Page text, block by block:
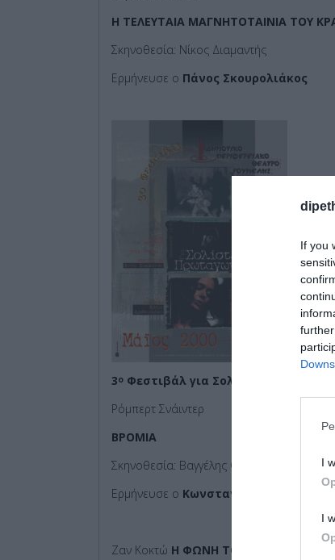
If you
I
I
Η ΤΕΛΕΥΤΑΙΑ ΜΑΓΝΗΤΟΤΑΙΝΙΑ ΤΟΥ
Σκηνοθεσία: Νίκος Διαμαντής
Ερμήνευσε ο Πάνος Σκουρολιάκος
3ο Φεστιβάλ για Σολίστες και
Ρόμπερτ Σνάιντερ
ΒΡΟΜΙΑ
Σκηνοθεσία: Βαγγέλης Θεοδωρόπουλος
Ερμήνευσε ο Κωνσταντίνος
Ζαν Κοκτώ Η ΦΩΝΗ ΤΟΥ ΑΝΘΡΩΠΟΥ